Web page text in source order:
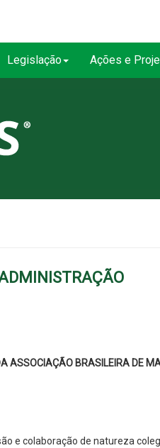
Legislação Ações e
ASSOCIAÇÃO BRASILEIRA DE
e colaboração de natureza